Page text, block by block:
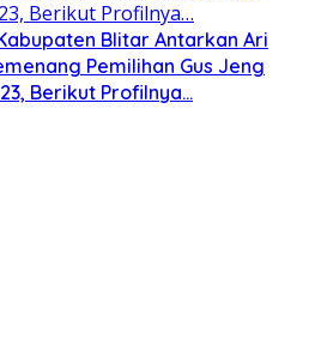
Blitar Antarkan Ari
Pemilihan Gus Jeng
Berikut Profilnya…